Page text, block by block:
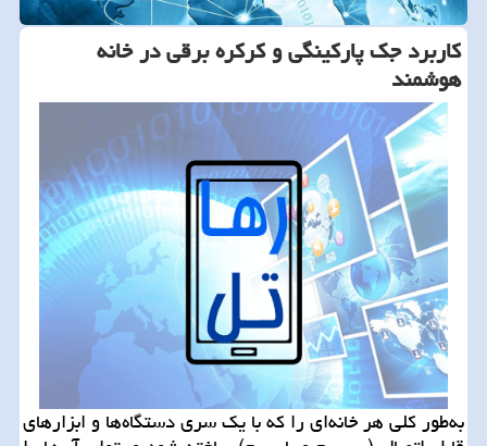
كاربرد جك پاركینگی و كركره برقی در خانه
هوشمند
به‌طور كلی هر خانه‌ای را كه با یك سری دستگاه‌ها و ابزارهای